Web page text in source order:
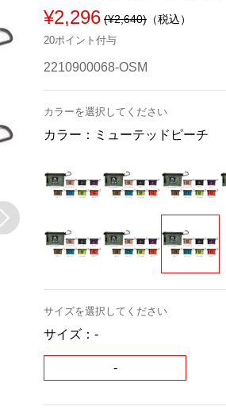
¥2,296 (¥2,640) （税込）
20ポイント付与
2210900068-OSM
カラーを選択してください
カラー： ミューテッドピーチ
サイズを選択してください
サイズ： -
-